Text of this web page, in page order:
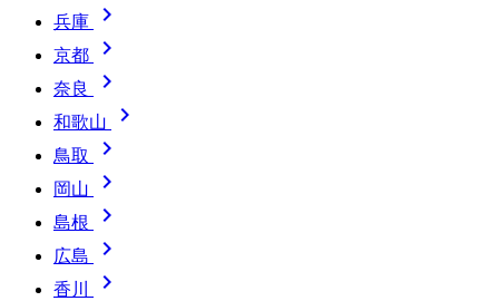
兵庫 
京都 
奈良 
和歌山 
鳥取 
岡山 
島根 
広島 
香川 